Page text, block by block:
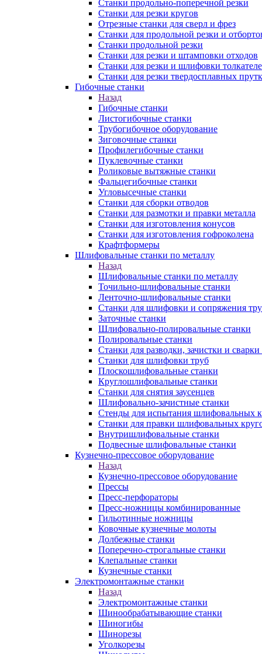
Станки продольно-поперечной резки
Станки для резки кругов
Отрезные станки для сверл и фрез
Станки для продольной резки и
Станки продольной резки
Станки для резки и штамповки отходов
Станки для резки и шлифовки
Станки для резки твердосплавных
Гибочные станки
Назад
Гибочные станки
Листогибочные станки
Трубогибочное оборудование
Зиговочные станки
Профилегибочные станки
Пуклевочные станки
Роликовые вытяжные станки
Фальцегибочные станки
Угловысечные станки
Станки для сборки отводов
Станки для размотки и правки металла
Станки для изготовления конусов
Станки для изготовления гофроколена
Крафтформеры
Шлифовальные станки по металлу
Назад
Шлифовальные станки по металлу
Точильно-шлифовальные станки
Ленточно-шлифовальные станки
Станки для шлифовки и сопряжения
Заточные станки
Шлифовально-полировальные станки
Полировальные станки
Станки для разводки, зачистки и сварки
Станки для шлифовки труб
Плоскошлифовальные станки
Круглошлифовальные станки
Станки для снятия заусенцев
Шлифовально-зачистные станки
Стенды для испытания шлифовальных
Станки для правки шлифовальных
Внутришлифовальные станки
Подвесные шлифовальные станки
Кузнечно-прессовое оборудование
Назад
Кузнечно-прессовое оборудование
Прессы
Пресс-перфораторы
Пресс-ножницы комбинированные
Гильотинные ножницы
Ковочные кузнечные молоты
Долбежные станки
Поперечно-строгальные станки
Клепальные станки
Кузнечные станки
Электромонтажные станки
Назад
Электромонтажные станки
Шинообрабатывающие станки
Шиногибы
Шинорезы
Уголкорезы